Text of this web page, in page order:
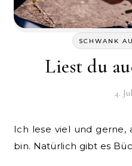
SCHWANK
Liest du
4.
Ich lese viel und gerne, auch wenn ich unterwegs
bin. Natürlich gibt es